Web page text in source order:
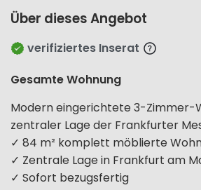
Über dieses Angebot
verifiziertes Inserat
Gesamte Wohnung
Modern eingerichtete 3-Zimmer-
zentraler Lage der Frankfurter
✓ 84 m² komplett möblierte
✓ Zentrale Lage in Frankfurt am
✓ Sofort bezugsfertig